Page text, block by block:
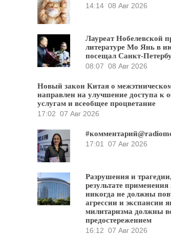
14:14 08 Авг 2026
Лауреат Нобелевской
литературе Мо Янь в
посещал Санкт-
08:07 08 Авг 2026
Новый закон Китая о
направлен на улучшение доступа к
услугам и всеобщее процветание
17:02 07 Авг 2026
17:01
07 Авг 2026
Разрушения и
результате
никогда не должны
агрессии и экспансии
милитаризма должны
предостережением
16:12 07 Авг 2026